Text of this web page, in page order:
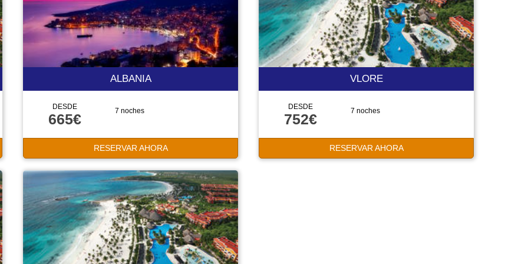
ALBANIA
DESDE
665€ 7 noches
RESERVAR AHORA
VLORE
DESDE
752€ 7 noches
RESERVAR AHORA